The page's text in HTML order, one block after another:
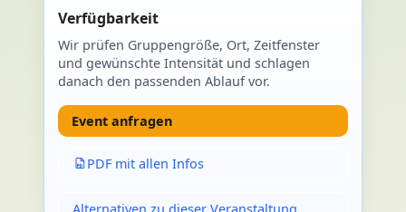
Verfügbarkeit
Wir prüfen Gruppengröße, Ort, Zeitfenster
und gewünschte Intensität und schlagen
danach den passenden Ablauf vor.
Event anfragen
PDF mit allen Infos
Alternativen zu dieser Veranstaltung